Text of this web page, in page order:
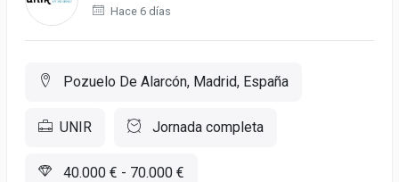
Hace 6 días
Pozuelo De Alarcón, Madrid, España
UNIR Jornada completa
40.000 € - 70.000 €